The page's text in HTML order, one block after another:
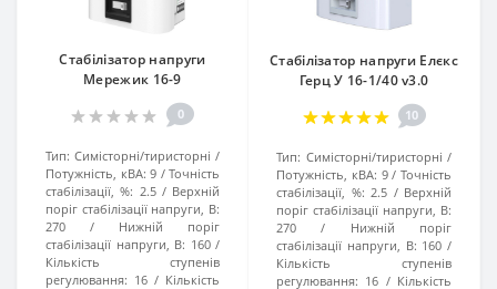
Стабілізатор напруги
Мережик 16-9
0
Тип: Симісторні/тиристорні
Потужність, кВА: 9
Точність
стабілізації, %: 2.5
Верхній
поріг стабілізації напруги, В:
270
Нижній поріг
стабілізації напруги, В: 160
Кількість ступенів
регулювання: 16 Кількість
Стабілізатор напруги Елєкс
Герц У 16-1/40 v3.0
10
Тип: Симісторні/тиристорні
Потужність, кВА: 9
Точність
стабілізації, %: 2.5
Верхній
поріг стабілізації напруги, В:
270
Нижній поріг
стабілізації напруги, В: 160
Кількість ступенів
регулювання: 16 Кількість